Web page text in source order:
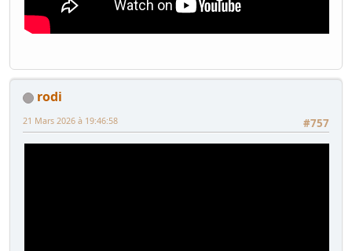
rodi
#757
21 Mars 2026 à 19:46:58